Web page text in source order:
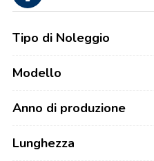
Tipo di Noleggio
Modello
Anno di produzione
Lunghezza